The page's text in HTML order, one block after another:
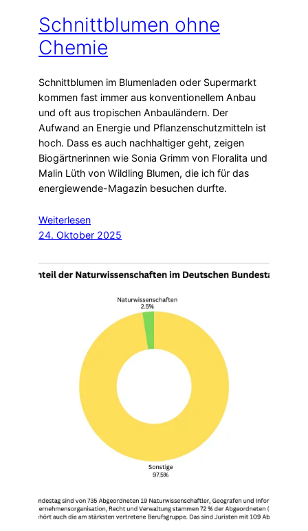
Schnittblumen ohne
Chemie
Schnittblumen im Blumenladen oder Supermarkt
kommen fast immer aus konventionellem Anbau
und oft aus tropischen Anbauländern. Der
Aufwand an Energie und Pflanzenschutzmitteln ist
hoch. Dass es auch nachhaltiger geht, zeigen
Biogärtnerinnen wie Sonia Grimm von Floralita und
Malin Lüth von Wildling Blumen, die ich für das
energiewende-Magazin besuchen durfte.
Weiterlesen
24. Oktober 2025